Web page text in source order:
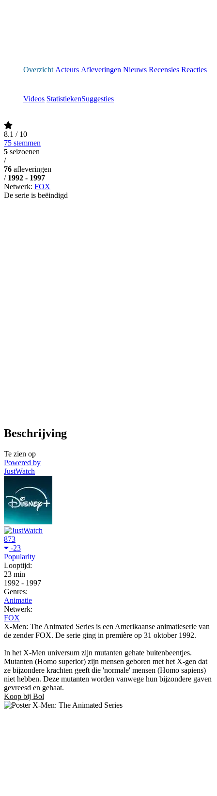
Overzicht Acteurs Afleveringen Nieuws Recensies Reacties
Videos StatistiekenSuggesties
8.1 / 10
75 stemmen
5 seizoenen
/
76 afleveringen
/ 1992 - 1997
Netwerk: FOX
De serie is beëindigd
Beschrijving
Te zien op
Powered by
JustWatch
873
-23
Popularity
Looptijd:
23 min
1992 - 1997
Genres:
Animatie
Netwerk:
FOX
X-Men: The Animated Series is een Amerikaanse animatieserie van
de zender FOX. De serie ging in première op 31 oktober 1992.
In het X-Men universum zijn mutanten gehate buitenbeentjes.
Mutanten (Homo superior) zijn mensen geboren met het X-gen dat
ze bijzondere krachten geeft die 'normale' mensen (Homo sapiens)
niet hebben. Deze mutanten worden vanwege hun bijzondere gaven
gevreesd en gehaat.
Koop bij Bol